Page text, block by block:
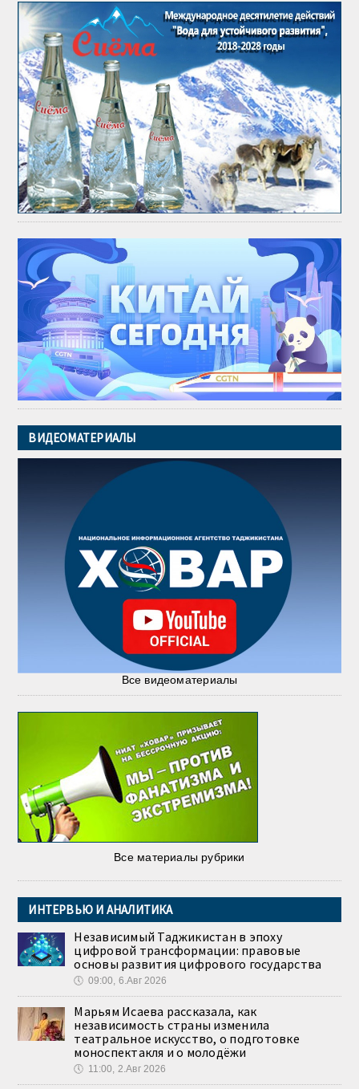
ВИДЕОМАТЕРИАЛЫ
Все видеоматериалы
Все материалы рубрики
ИНТЕРВЬЮ И АНАЛИТИКА
Независимый Таджикистан в эпоху
цифровой трансформации: правовые
основы развития цифрового государства
🕔 09:00, 6.Авг 2026
Марьям Исаева рассказала, как
независимость страны изменила
театральное искусство, о подготовке
моноспектакля и о молодёжи
🕔 11:00, 2.Авг 2026